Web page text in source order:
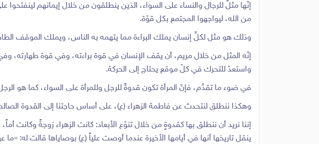
إنّها مثلٌ للرجال والنساء على السواء، الذين ينطلقون من خلال إيمانهم لينفتحوا
من الله، ليواجهوا المجتمع بكل قوّة.
وذلك هو مثل لكلِّ إنسان يملك البراءة مما يتهمه به الناس، ويملك الموقف
إنّه المثل من خلال مريم، أن يقف الإنسان في قوة براءته، وفي قوة طهارته،
واستعدّ للتحرك في كلّ موقع يحتاج إلى الحركة.
في ضوء ما تقدَّم، فإنّ المرأة تكون قدوةً للرجل وللمرأة على السواء، كما هو
وهكذا ننطلق لنتحدث عن فاطمة الزهراء (ع)، على أساس حاجتنا إلى القدوة
إننا نريد أن ننطلق بها كقدوةٍ من خلال تنوّع الأبعاد: كانت الزهراء زوجةً وكانت
ينقل تاريخها أنها في أيامها الأخيرة عندما أوصت علياً (ع) بوصاياها قالت له: